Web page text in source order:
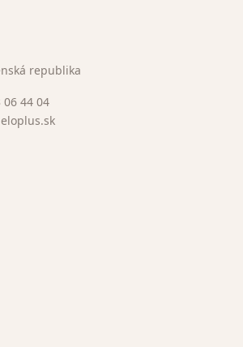
republika
06 44 04